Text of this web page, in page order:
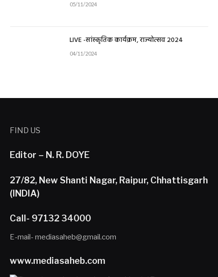
05/11/2024
LIVE -सांस्कृतिक कार्यक्रम, राज्योत्सव 2024
04/11/2024
FIND US
Editor – N. R. DOYE
27/82, New Shanti Nagar, Raipur, Chhattisgarh
(INDIA)
Call- 97132 34000
E-mail- mediasaheb@gmail.com
www.mediasaheb.com